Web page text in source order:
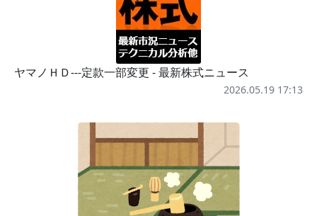
ヤマノＨＤ---定款一部変更 - 最新株式ニュース
2026.05.19 17:13